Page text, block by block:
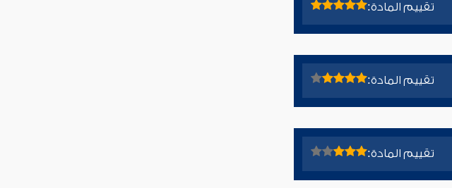
تقييم المادة:
تقييم المادة:
تقييم المادة: